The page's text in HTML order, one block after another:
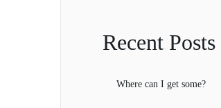
Recent Posts
Where can I get some?